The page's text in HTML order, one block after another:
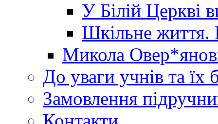
У Білій Церкві
Шкільне життя.
Микола
До уваги учнів та їх
Замовлення